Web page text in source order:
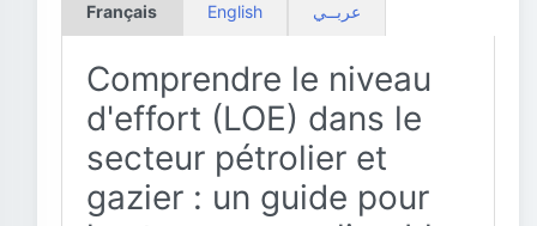
Français English عربــي
Comprendre le niveau
d'effort (LOE) dans le
secteur pétrolier et
gazier : un guide pour